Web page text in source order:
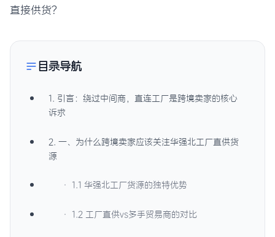
直接供货？
目录导航
1. 引言：绕过中间商，直连工厂是跨境卖家的核心
诉求
2. 一、为什么跨境卖家应该关注华强北工厂直供货
源
· 1.1 华强北工厂货源的独特优势
· 1.2 工厂直供vs多手贸易商的对比